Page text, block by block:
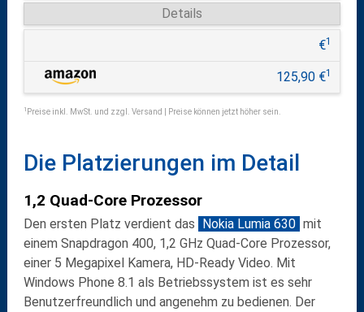
Details
€1
125,90 €1
1 Preise inkl. MwSt. und zzgl. Versand | Preise können jetzt höher sein.
Die Platzierungen im Detail
1,2 Quad-Core Prozessor
Den ersten Platz verdient das Nokia Lumia 630 mit
einem Snapdragon 400, 1,2 GHz Quad-Core Prozessor,
einer 5 Megapixel Kamera, HD-Ready Video. Mit
Windows Phone 8.1 als Betriebssystem ist es sehr
Benutzerfreundlich und angenehm zu bedienen. Der